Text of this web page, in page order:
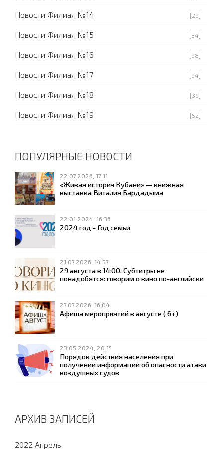
Новости Филиал №14 [29]
Новости Филиал №15 [34]
Новости Филиал №16 [98]
Новости Филиал №17 [94]
Новости Филиал №18 [36]
Новости Филиал №19 [52]
ПОПУЛЯРНЫЕ НОВОСТИ
22.07.2026, 17:11
«Живая история Кубани» — книжная
выставка Виталия Бардадыма
22.01.2024, 16:36
2024 год - Год семьи
21.07.2026, 14:57
29 августа в 14:00. Субтитры не
понадобятся: говорим о кино по-английски
27.07.2026, 16:04
Афиша мероприятий в августе ( 6+)
23.05.2024, 20:15
Порядок действия населения при
получении информации об опасности атаки
воздушных судов
АРХИВ ЗАПИСЕЙ
2022 Апрель